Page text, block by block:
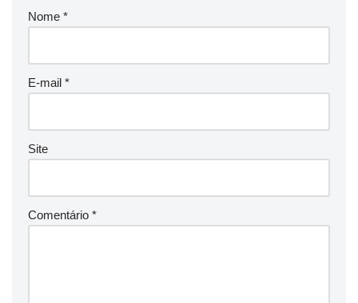
Nome *
E-mail *
Site
Comentário *